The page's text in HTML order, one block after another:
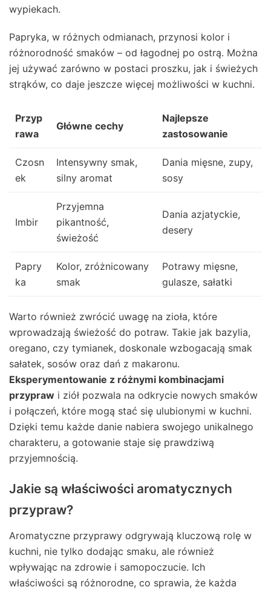
wypiekach.
Papryka, w różnych odmianach, przynosi kolor i
różnorodność smaków – od łagodnej po ostrą. Można
jej używać zarówno w postaci proszku, jak i świeżych
strąków, co daje jeszcze więcej możliwości w kuchni.
Przyp
rawa
Główne cechy
Najlepsze
zastosowanie
Czosn
ek
Intensywny smak,
silny aromat
Dania mięsne, zupy,
sosy
Imbir
Przyjemna
pikantność,
świeżość
Dania azjatyckie,
desery
Papry
ka
Kolor, zróżnicowany
smak
Potrawy mięsne,
gulasze, sałatki
Warto również zwrócić uwagę na zioła, które
wprowadzają świeżość do potraw. Takie jak bazylia,
oregano, czy tymianek, doskonale wzbogacają smak
sałatek, sosów oraz dań z makaronu.
Eksperymentowanie z różnymi kombinacjami
przypraw i ziół pozwala na odkrycie nowych smaków
i połączeń, które mogą stać się ulubionymi w kuchni.
Dzięki temu każde danie nabiera swojego unikalnego
charakteru, a gotowanie staje się prawdziwą
przyjemnością.
Jakie są właściwości aromatycznych
przypraw?
Aromatyczne przyprawy odgrywają kluczową rolę w
kuchni, nie tylko dodając smaku, ale również
wpływając na zdrowie i samopoczucie. Ich
właściwości są różnorodne, co sprawia, że każda